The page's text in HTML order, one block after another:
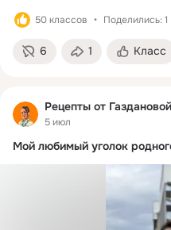
50 классов Поделились: 1
6 1 Класс
Рецепты от
5 июл
Мой любимый уголок